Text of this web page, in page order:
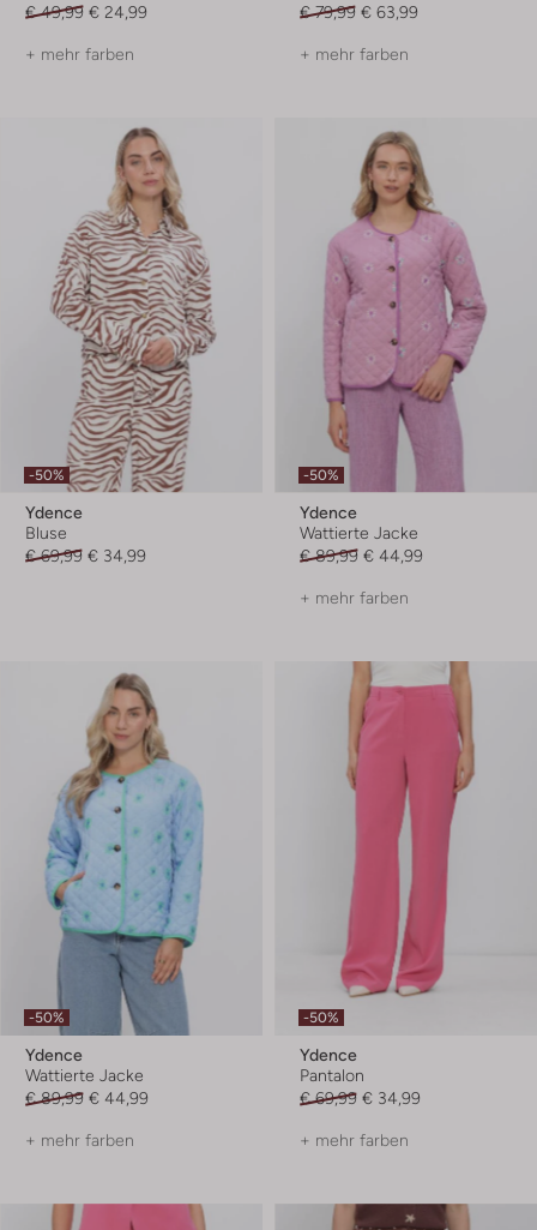
€ 49,99 € 24,99
+ mehr farben
€ 79,99 € 63,99
+ mehr farben
-50%
Ydence
Bluse
€ 69,99 € 34,99
-50%
Ydence
Wattierte Jacke
€ 89,99 € 44,99
+ mehr farben
-50%
Ydence
Wattierte Jacke
€ 89,99 € 44,99
+ mehr farben
-50%
Ydence
Pantalon
€ 69,99 € 34,99
+ mehr farben